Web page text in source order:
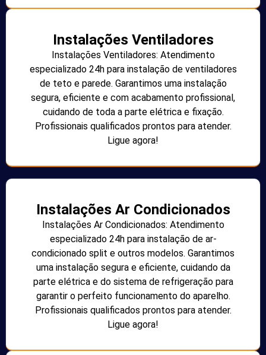
Instalações Ventiladores
Instalações Ventiladores: Atendimento
especializado 24h para instalação de ventiladores
de teto e parede. Garantimos uma instalação
segura, eficiente e com acabamento profissional,
cuidando de toda a parte elétrica e fixação.
Profissionais qualificados prontos para atender.
Ligue agora!
Instalações Ar Condicionados
Instalações Ar Condicionados: Atendimento
especializado 24h para instalação de ar-
condicionado split e outros modelos. Garantimos
uma instalação segura e eficiente, cuidando da
parte elétrica e do sistema de refrigeração para
garantir o perfeito funcionamento do aparelho.
Profissionais qualificados prontos para atender.
Ligue agora!